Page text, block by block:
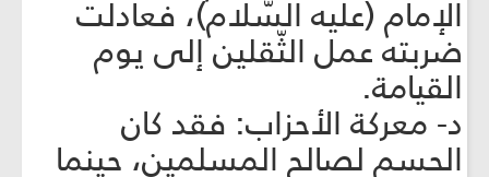
الإمام (عليه السّلام)، فعادلت
ضربته عمل الثّقلين إلى يوم
القيامة.
‌د- معركة الأحزاب: فقد كان
الحسم لصالح المسلمين، حينما